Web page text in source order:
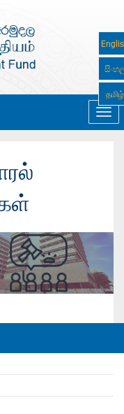
தமிழ்